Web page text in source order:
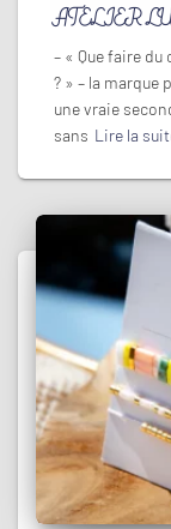
ATELIER
– « Que faire
? » – la marque
une vraie
sans Lire la